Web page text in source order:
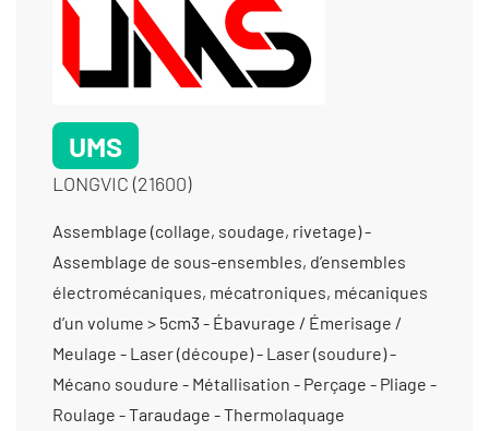
UMS
LONGVIC (21600)
Assemblage (collage, soudage, rivetage) -
Assemblage de sous-ensembles, d’ensembles
électromécaniques, mécatroniques, mécaniques
d’un volume > 5cm3 - Ébavurage / Émerisage /
Meulage - Laser (découpe) - Laser (soudure) -
Mécano soudure - Métallisation - Perçage - Pliage -
Roulage - Taraudage - Thermolaquage